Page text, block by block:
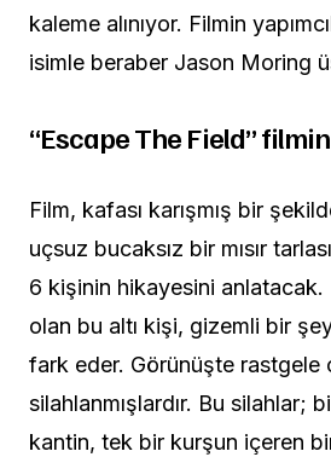
kaleme alınıyor. Filmin
isimle beraber Jason Moring
“Escape The Field”
Film, kafası karışmış bir
uçsuz bucaksız bir mısır
6 kişinin hikayesini anlatacak.
olan bu altı kişi, gizemli bir
fark eder. Görünüşte rastgele
silahlanmışlardır. Bu silahlar;
kantin, tek bir kurşun içeren